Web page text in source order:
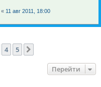
« 11 авг 2011, 18:00
4 5
Перейти